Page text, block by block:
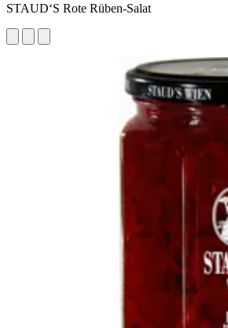
STAUD‘S Rote Rüben-Salat